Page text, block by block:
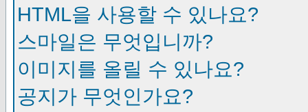
HTML을 사용할 수 있나요?
스마일은 무엇입니까?
이미지를 올릴 수 있나요?
공지가 무엇인가요?